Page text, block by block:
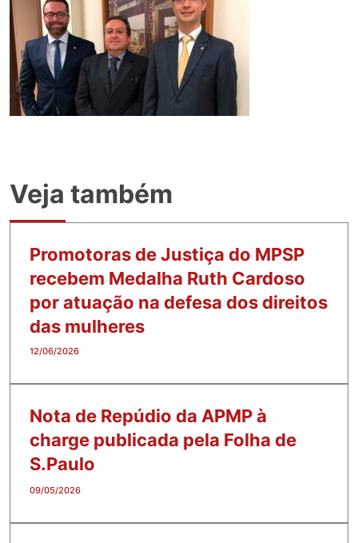
Veja também
Promotoras de Justiça do MPSP
recebem Medalha Ruth Cardoso
por atuação na defesa dos direitos
das mulheres
12/06/2026
Nota de Repúdio da APMP à
charge publicada pela Folha de
S.Paulo
09/05/2026